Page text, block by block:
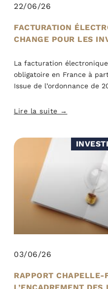
FACTURATION
CHANGE POUR LES
La facturation
obligatoire en France à
Issue de l’ordonnance de
Lire la suite →
22/06/26
RAPPORT
L’ENCADREMENT DES
03/06/26